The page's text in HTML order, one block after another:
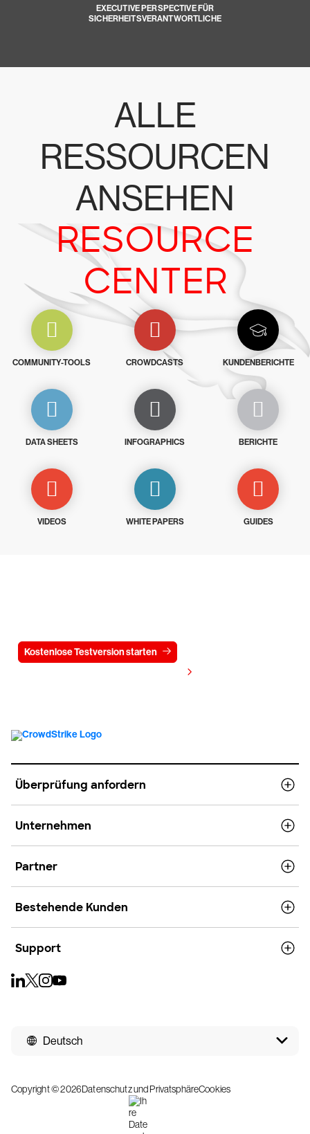
EXECUTIVE PERSPECTIVE FÜR
SICHERHEITSVERANTWORTLICHE
ALLE
RESSOURCEN
ANSEHEN
RESOURCE
CENTER
COMMUNITY-TOOLS CROWDCASTS KUNDENBERICHTE
DATA SHEETS INFOGRAPHICS BERICHTE
VIDEOS WHITE PAPERS GUIDES
Kostenlose Testversion starten
Überprüfung anfordern
Unternehmen
Partner
Bestehende Kunden
Support
Deutsch
Copyright © 2026Datenschutz und PrivatsphäreCookies